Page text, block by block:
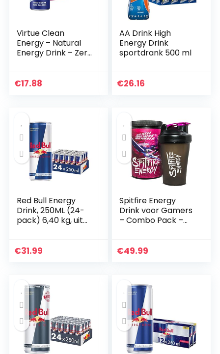
Virtue Clean
Energy – Natural
Energy Drink – Zero
12x250ml)
€17.88
AA Drink High
Energy Drink
sportdrank 500 ml
€26.16
Red Bull Energy
Drink, 250ML (24-
pack) 6,40 kg, uit
€31.99
Spitfire Energy
Drink voor Gamers
– Combo Pack –
Incl Pro Shaker –
€49.99